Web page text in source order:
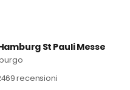
St Pauli Messe
recensioni